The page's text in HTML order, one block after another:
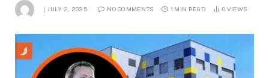
JULY 2, 2025 NO COMMENTS 1 MIN READ 0 VIEWS